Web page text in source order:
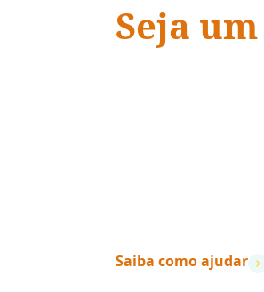
Seja
Saiba como ajudar